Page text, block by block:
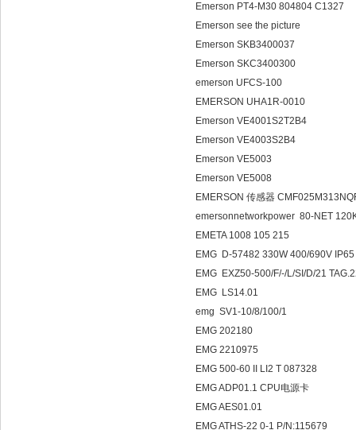
Emerson PT4-M30 804804 C1327
Emerson see the picture
Emerson SKB3400037
Emerson SKC3400300
emerson UFCS-100
EMERSON UHA1R-0010
Emerson VE4001S2T2B4
Emerson VE4003S2B4
Emerson VE5003
Emerson VE5008
EMERSON 传感器
emersonnetworkpower 80-NET
EMETA 1008 105 215
EMG D-57482 330W 400/690V
EMG EXZ50-500/F/-/L/SI/D/21
EMG LS14.01
emg SV1-10/8/100/1
EMG 202180
EMG 2210975
EMG 500-60 II LI2 T 087328
EMG ADP01.1 CPU电源卡
EMG AES01.01
EMG ATHS-22 0-1 P/N:115679